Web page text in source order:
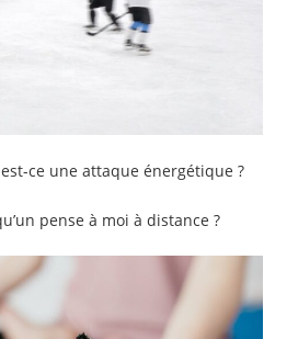
ce une attaque énergétique ?
pense à moi à distance ?